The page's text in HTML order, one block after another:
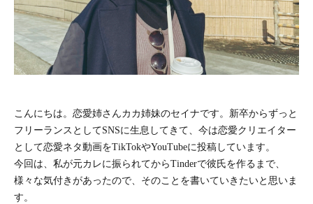
こんにちは。恋愛姉さんカカ姉妹のセイナです。新卒からずっと
フリーランスとしてSNSに生息してきて、今は恋愛クリエイター
として恋愛ネタ動画をTikTokやYouTubeに投稿しています。
今回は、私が元カレに振られてからTinderで彼氏を作るまで、
様々な気付きがあったので、そのことを書いていきたいと思いま
す。